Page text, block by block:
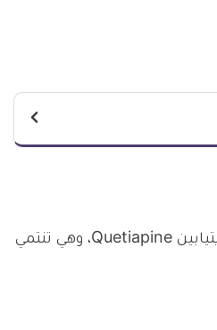
يحتوي الدواء على مادة كويتيابين Quetiapine، وهي تنتمي